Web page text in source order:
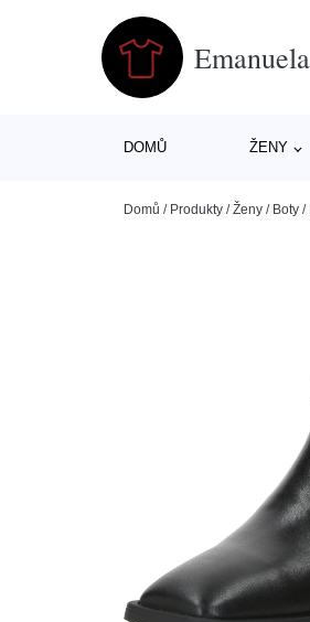
DOMŮ ŽENY
Domů / Produkty /Ženy / Boty /